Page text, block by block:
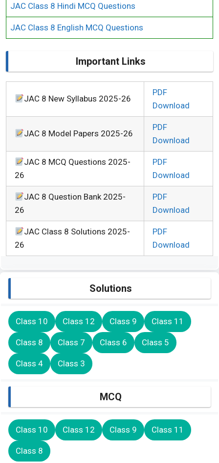
JAC Class 8 Hindi MCQ Questions
JAC Class 8 English MCQ Questions
Important Links
JAC 8 New Syllabus 2025-26
PDF
Download
JAC 8 Model Papers 2025-26
PDF
Download
JAC 8 MCQ Questions 2025-
26
PDF
Download
JAC 8 Question Bank 2025-
26
PDF
Download
JAC Class 8 Solutions 2025-
26
PDF
Download
Solutions
Class 10 Class 12 Class 9 Class 11
Class 8 Class 7 Class 6 Class 5
Class 4 Class 3
MCQ
Class 10 Class 12 Class 9 Class 11
Class 8